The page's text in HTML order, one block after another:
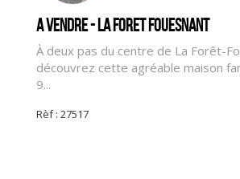
A vendre - LA FORET FOUESNANT
À deux pas du centre de La Forêt-
découvrez cette agréable maison
9...
Rèf : 27517